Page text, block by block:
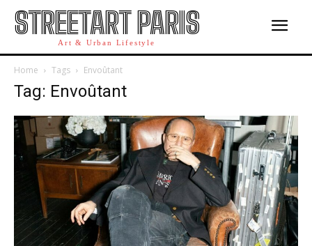
STREETART PARIS
Art & Urban Lifestyle
Home Tags Envoûtant
Tag: Envoûtant